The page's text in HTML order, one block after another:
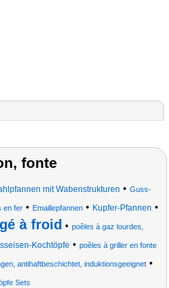
fonte
mit Wabenstrukturen • Guss-
en fer • Emaillepfannen • Kupfer-Pfannen •
à froid • poêles à gaz lourdes,
Kochtöpfe • poêles à griller en fonte
antihaftbeschichtet, induktionsgeeignet•
Sets